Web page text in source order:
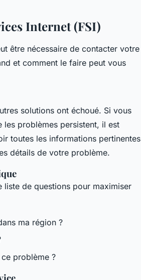
Internet (FSI)
être nécessaire de contacter votre
et comment le faire peut vous
solutions ont échoué. Si vous
problèmes persistent, il est
toutes les informations pertinentes
détails de votre problème.
de questions pour maximiser
ma région ?
problème ?